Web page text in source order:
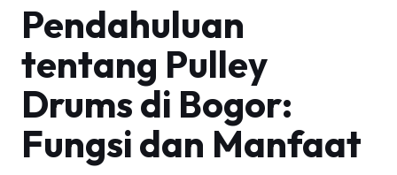
Pendahuluan
tentang Pulley
Drums di Bogor:
Fungsi dan Manfaat